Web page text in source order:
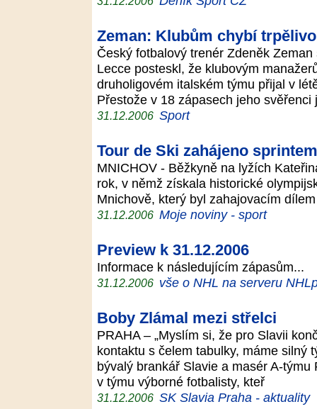
Zeman: Klubům chybí
Český fotbalový trenér Zdeněk
Lecce posteskl, že klubovým
druholigovém italském týmu přijal v
Přestože v 18 zápasech jeho
31.12.2006 Sport
Tour de Ski zahájeno sprintem
MNICHOV - Běžkyně na lyžích
rok, v němž získala historické
Mnichově, který byl zahajovacím
31.12.2006 Moje noviny - sport
Preview k 31.12.2006
Informace k následujícím zápasům...
31.12.2006 vše o NHL na serveru
Boby Zlámal mezi střelci
PRAHA – „Myslím si, že pro Slavii
kontaktu s čelem tabulky, máme silný
bývalý brankář Slavie a masér A-
v týmu výborné fotbalisty, kteř
31.12.2006 SK Slavia Praha - aktuality